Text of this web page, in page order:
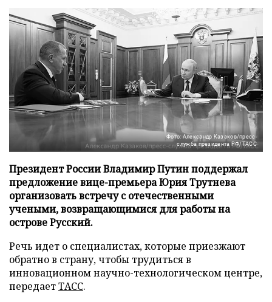
Фото: Александр Казаков/пресс-
служба президента РФ/ТАСС
Президент России Владимир Путин поддержал
предложение вице-премьера Юрия Трутнева
организовать встречу с отечественными
учеными, возвращающимися для работы на
острове Русский.
Речь идет о специалистах, которые приезжают
обратно в страну, чтобы трудиться в
инновационном научно-технологическом центре,
передаетТАСС.